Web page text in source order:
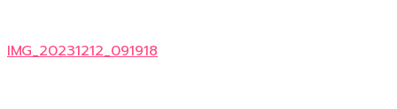
IMG_20231212_091918